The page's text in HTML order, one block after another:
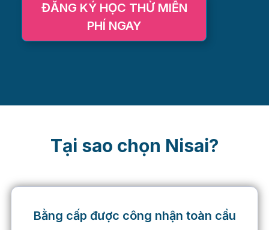
ĐĂNG KÝ HỌC THỬ MIỄN
PHÍ NGAY
Tại sao chọn Nisai?
Bằng cấp được công nhận toàn cầu